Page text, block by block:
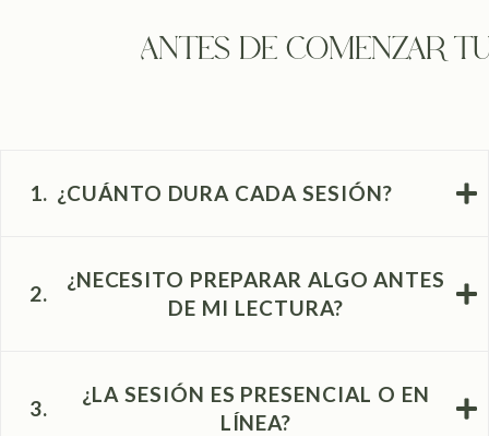
ANTES DE COMENZAR
1. ¿CUÁNTO DURA CADA SESIÓN?
2.
¿NECESITO PREPARAR ALGO ANTES
DE MI LECTURA?
3.
¿LA SESIÓN ES PRESENCIAL O EN
LÍNEA?